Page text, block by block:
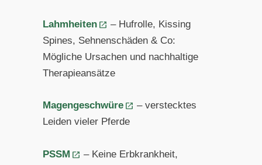
Lahmheiten
– Hufrolle, Kissing
Spines, Sehnenschäden & Co:
Mögliche Ursachen und nachhaltige
Therapieansätze
Magengeschwüre
– verstecktes
Leiden vieler Pferde
PSSM
– Keine Erbkrankheit,